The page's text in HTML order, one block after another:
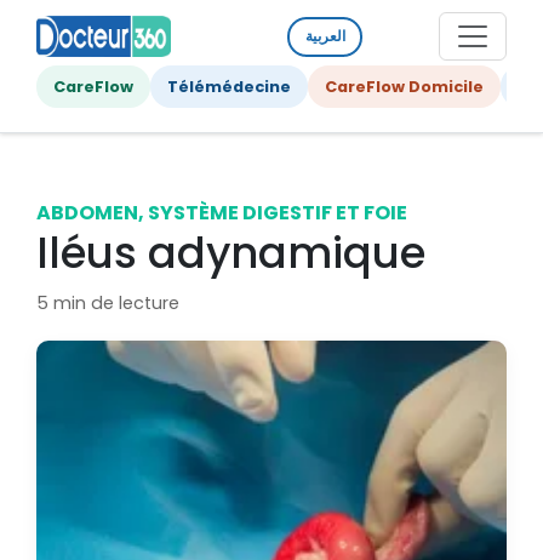
العربية
CareFlow Télémédecine CareFlow Domicile
ABDOMEN, SYSTÈME DIGESTIF ET FOIE
Iléus adynamique
5 min de lecture